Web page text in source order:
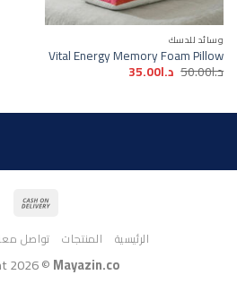
وسائد للدسك
Vital Energy Memory Foam Pillow
د.ا50.00 السعر
الأصلي
د.ا35.00السعر
الحالي
الرئيسية المنتجات تواصل
2026 ©Mayazin.co